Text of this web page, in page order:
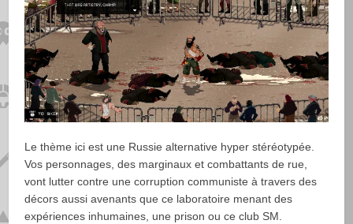
Le thème ici est une Russie alternative hyper stéréotypée.
Vos personnages, des marginaux et combattants de rue,
vont lutter contre une corruption communiste à travers des
décors aussi avenants que ce laboratoire menant des
expériences inhumaines, une prison ou ce club SM.